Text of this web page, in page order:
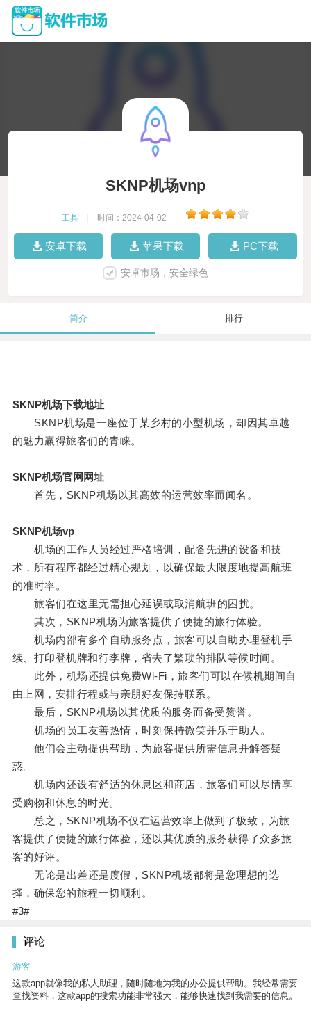
SKNP机场vnp
工具 时间：2024-04-02
安卓下载 苹果下载 PC下载
安卓市场，安全绿色
简介 排行
SKNP机场下载地址
SKNP机场是一座位于某乡村的小型机场，却因其卓越
的魅力赢得旅客们的青睐。
SKNP机场官网网址
首先，SKNP机场以其高效的运营效率而闻名。
SKNP机场vp
机场的工作人员经过严格培训，配备先进的设备和技
术，所有程序都经过精心规划，以确保最大限度地提高航班
的准时率。
旅客们在这里无需担心延误或取消航班的困扰。
其次，SKNP机场为旅客提供了便捷的旅行体验。
机场内部有多个自助服务点，旅客可以自助办理登机手
续、打印登机牌和行李牌，省去了繁琐的排队等候时间。
此外，机场还提供免费Wi-Fi，旅客们可以在候机期间自
由上网，安排行程或与亲朋好友保持联系。
最后，SKNP机场以其优质的服务而备受赞誉。
机场的员工友善热情，时刻保持微笑并乐于助人。
他们会主动提供帮助，为旅客提供所需信息并解答疑
惑。
机场内还设有舒适的休息区和商店，旅客们可以尽情享
受购物和休息的时光。
总之，SKNP机场不仅在运营效率上做到了极致，为旅
客提供了便捷的旅行体验，还以其优质的服务获得了众多旅
客的好评。
无论是出差还是度假，SKNP机场都将是您理想的选
择，确保您的旅程一切顺利。
#3#
评论
游客
这款app就像我的私人助理，随时随地为我的办公提供帮助。我经常需要
查找资料，这款app的搜索功能非常强大，能够快速找到我需要的信息。